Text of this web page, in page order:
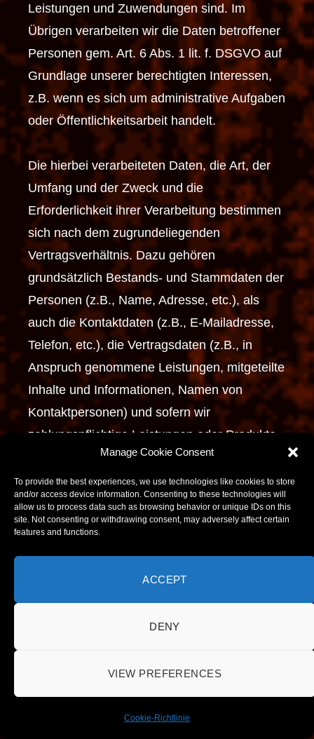
Manage Cookie Consent
To provide the best experiences, we use technologies like cookies to store
and/or access device information. Consenting to these technologies will
allow us to process data such as browsing behavior or unique IDs on this
site. Not consenting or withdrawing consent, may adversely affect certain
features and functions.
ACCEPT
DENY
VIEW PREFERENCES
Cookie-Richtlinie
Leistungen und Zuwendungen sind. Im
Übrigen verarbeiten wir die Daten betroffener
Personen gem. Art. 6 Abs. 1 lit. f. DSGVO auf
Grundlage unserer berechtigten Interessen,
z.B. wenn es sich um administrative Aufgaben
oder Öffentlichkeitsarbeit handelt.
Die hierbei verarbeiteten Daten, die Art, der
Umfang und der Zweck und die
Erforderlichkeit ihrer Verarbeitung bestimmen
sich nach dem zugrundeliegenden
Vertragsverhältnis. Dazu gehören
grundsätzlich Bestands- und Stammdaten der
Personen (z.B., Name, Adresse, etc.), als
auch die Kontaktdaten (z.B., E-Mailadresse,
Telefon, etc.), die Vertragsdaten (z.B., in
Anspruch genommene Leistungen, mitgeteilte
Inhalte und Informationen, Namen von
Kontaktpersonen) und sofern wir
zahlungspflichtige Leistungen oder Produkte
anbieten, Zahlungsdaten (z.B.,
Bankverbindung, Zahlungshistorie, etc.).
Wir löschen Daten, die zur Erbringung
Geschäftsabwicklung, als auch im Hinblick
Haftungspflichten relevant sein können. Die